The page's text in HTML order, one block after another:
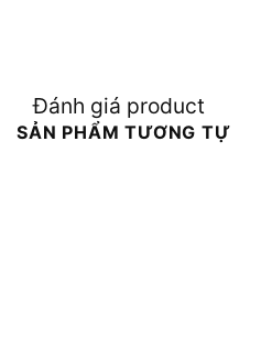
Đánh giá product
SẢN PHẨM TƯƠNG TỰ